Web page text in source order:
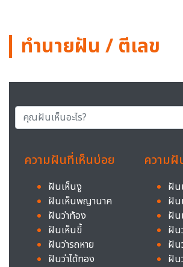
ทำนายฝัน / ตีเลข
ความฝันที่เห็นบ่อย
ฝันเห็นงู
ฝันเห็นพญานาค
ฝันว่าท้อง
ฝันเห็นขี้
ฝันว่ารถหาย
ฝันว่าได้ทอง
ความฝั
ฝัน
ฝัน
ฝัน
ฝัน
ฝัน
ฝัน